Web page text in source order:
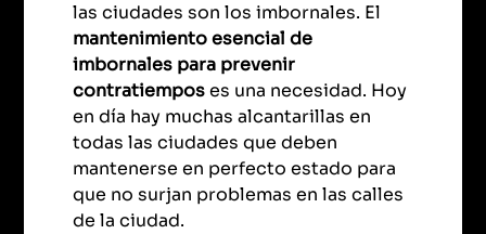
las ciudades son los imbornales. El
mantenimiento esencial de
imbornales para prevenir
contratiemposes una necesidad. Hoy
en día hay muchas alcantarillas en
todas las ciudades que deben
mantenerse en perfecto estado para
que no surjan problemas en las calles
de la ciudad.